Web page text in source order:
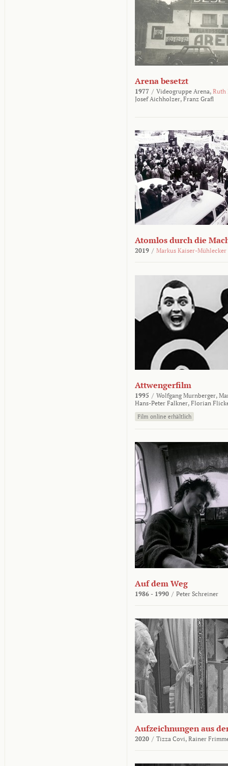
Arena besetzt
1977 / Videogruppe Arena, Ruth
Josef Aichholzer, Franz Grafl
Atomlos durch die
2019 / Markus Kaiser-Mühlecker
Attwengerfilm
1995 / Wolfgang Murnberger,
Hans-Peter Falkner, Florian
Film online erhältlich
Auf dem Weg
1986 - 1990 / Peter Schreiner
Aufzeichnungen aus
2020 / Tizza Covi, Rainer